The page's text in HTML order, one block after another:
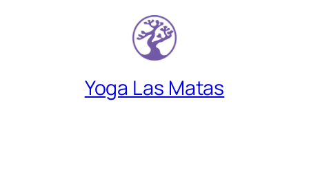
Yoga Las Matas